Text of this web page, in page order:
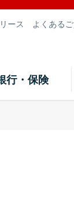
ース よくある
行・保険